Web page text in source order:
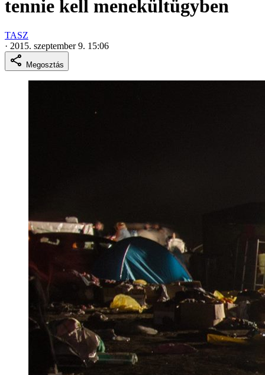
tennie kell menekültügyben
TASZ
· 2015. szeptember 9. 15:06
Megosztás